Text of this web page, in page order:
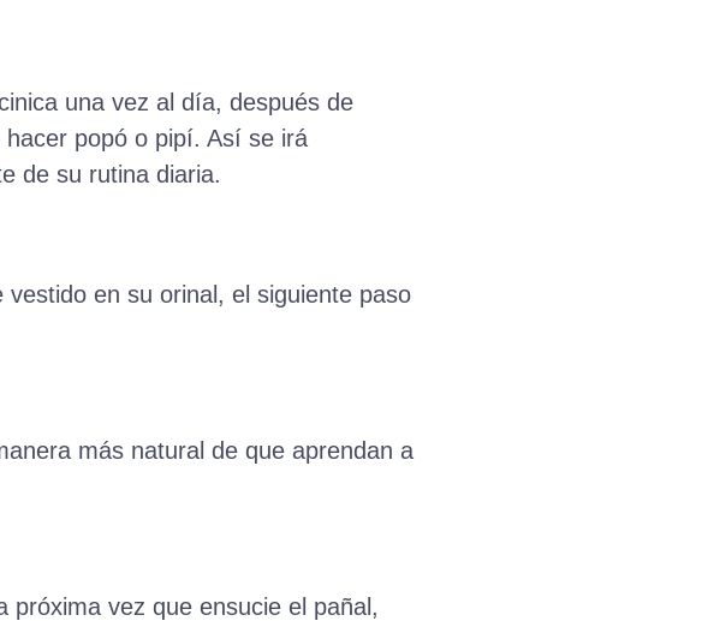
una vez al día, después de
popó o pipí. Así se irá
de su rutina diaria.
en su orinal, el siguiente paso
más natural de que aprendan a
próxima vez que ensucie el pañal,